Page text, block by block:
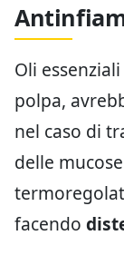
Oli
polpa,
nel caso di
delle
facendo